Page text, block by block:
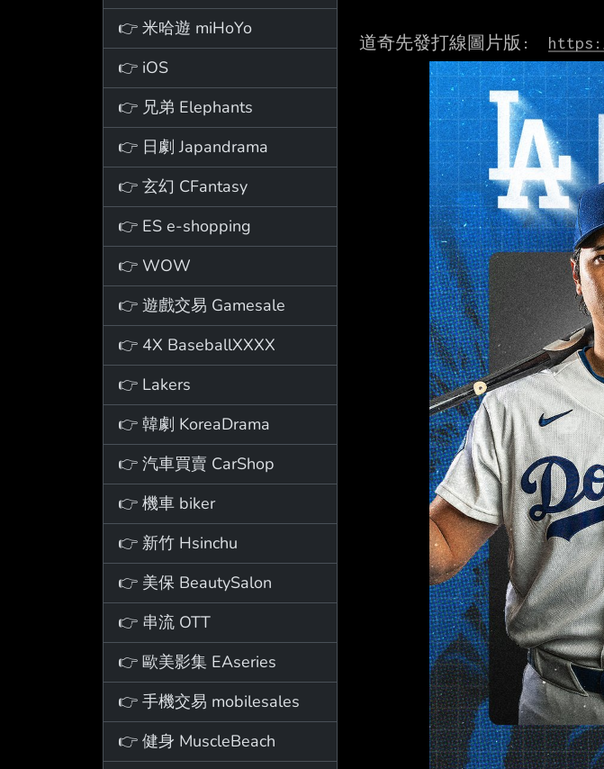
👉 米哈遊 miHoYo
👉 iOS
👉 兄弟 Elephants
👉 日劇 Japandrama
👉 玄幻 CFantasy
👉 ES e-shopping
👉 WOW
👉 遊戲交易 Gamesale
👉 4X BaseballXXXX
👉 Lakers
👉 韓劇 KoreaDrama
👉 汽車買賣 CarShop
👉 機車 biker
👉 新竹 Hsinchu
👉 美保 BeautySalon
👉 串流 OTT
👉 歐美影集 EAseries
👉 手機交易 mobilesales
👉 健身 MuscleBeach
道奇先發打線圖片版: